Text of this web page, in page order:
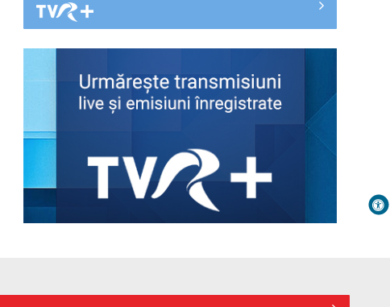
documentar-eveniment în
premieră la TVR INFO, de ...
Bacalaureat 2026: Examenul
continuă cu proba obligatorie a
Federația SANITAS suspendă
temporar greva generală din
sistemul sanitar
„Societății” din ...
LUCIAN PÎRVOIU
Lucian Pîrvoiu este jurnalist al Ştirilor
MĂDĂLINA CHIŢU
Deși absolventă de uman, a acceptat